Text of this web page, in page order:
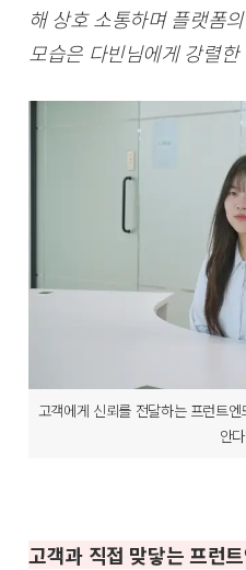
해 상호 소통하며 플랫폼
모습은 다빈님에게 강렬
고객에게 신뢰를 전달하는 프런트
안
고객과 직접 맞닿는 프런